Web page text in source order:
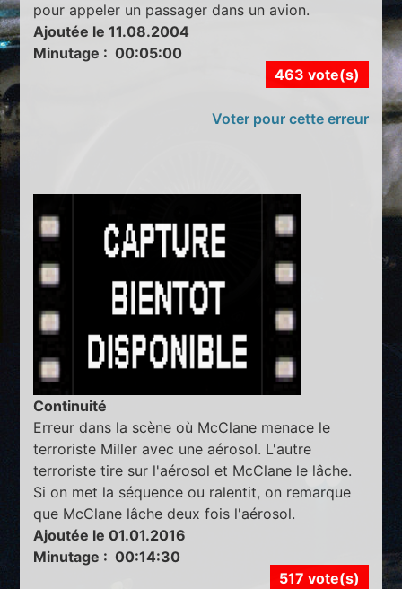
pour appeler un passager dans un avion.
Ajoutée le 11.08.2004
Minutage : 00:05:00
463 vote(s)
Voter pour cette erreur
Continuité
Erreur dans la scène où McClane menace le
terroriste Miller avec une aérosol. L'autre
terroriste tire sur l'aérosol et McClane le lâche.
Si on met la séquence ou ralentit, on remarque
que McClane lâche deux fois l'aérosol.
Ajoutée le 01.01.2016
Minutage : 00:14:30
517 vote(s)